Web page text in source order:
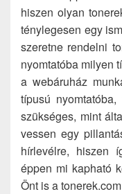
hiszen olyan
ténylegesen egy
szeretne rendelni
nyomtatóba milyen
a webáruház
típusú
szükséges, mint
vessen egy
hírlevélre, hiszen
éppen mi kapható
Önt is a